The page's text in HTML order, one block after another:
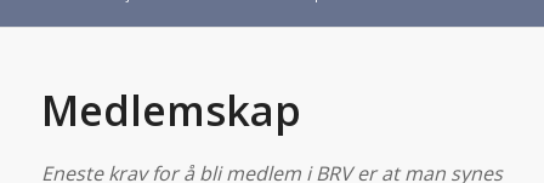
Medlemskap
Eneste krav for å bli medlem i BRV er at man synes